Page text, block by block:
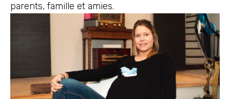
parents, famille et amies.